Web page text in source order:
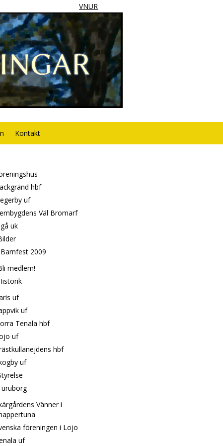
VNUR
Kontakt
hbf
uf
Väl Bromarf
uk
Barnfest 2009
medlem!
uf
uf
Tenala hbf
uf
hbf
uf
Vänner i
föreningen i Lojo
uf